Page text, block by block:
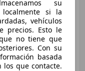
110 kW (150 CV)
su
si la
vehículos
precios. Esto le
no tiene que
Con su
basada
los que contacte.